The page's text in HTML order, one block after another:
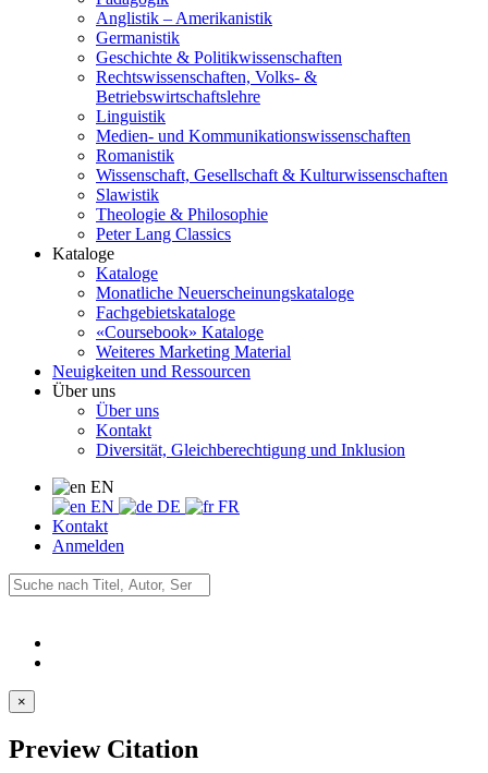
Anglistik – Amerikanistik
Germanistik
Geschichte & Politikwissenschaften
Rechtswissenschaften, Volks- &
Betriebswirtschaftslehre
Linguistik
Medien- und Kommunikationswissenschaften
Romanistik
Wissenschaft, Gesellschaft & Kulturwissenschaften
Slawistik
Theologie & Philosophie
Peter Lang Classics
Kataloge
Kataloge
Monatliche Neuerscheinungskataloge
Fachgebietskataloge
«Coursebook» Kataloge
Weiteres Marketing Material
Neuigkeiten und Ressourcen
Über uns
Über uns
Kontakt
Diversität, Gleichberechtigung und Inklusion
EN
EN
DE
FR
Kontakt
Anmelden
×
Preview Citation